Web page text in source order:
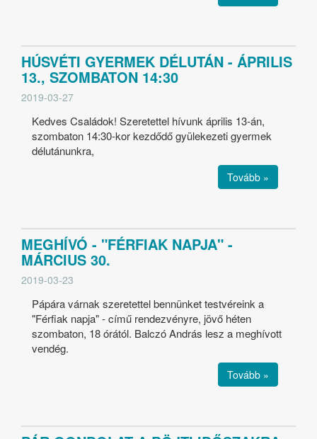
HÚSVÉTI GYERMEK DÉLUTÁN - ÁPRILIS
13., SZOMBATON 14:30
2019-03-27
Kedves Családok! Szeretettel hívunk április 13-án,
szombaton 14:30-kor kezdődő gyülekezeti gyermek
délutánunkra,
Tovább »
MEGHÍVÓ - "FÉRFIAK NAPJA" -
MÁRCIUS 30.
2019-03-23
Pápára várnak szeretettel bennünket testvéreink a
"Férfiak napja" - című rendezvényre, jövő héten
szombaton, 18 órától. Balczó András lesz a meghívott
vendég.
Tovább »